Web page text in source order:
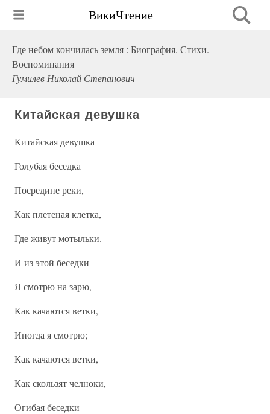
ВикиЧтение
Где небом кончилась земля : Биография. Стихи.
Воспоминания
Гумилев Николай Степанович
Китайская девушка
Китайская девушка
Голубая беседка
Посредине реки,
Как плетеная клетка,
Где живут мотыльки.
И из этой беседки
Я смотрю на зарю,
Как качаются ветки,
Иногда я смотрю;
Как качаются ветки,
Как скользят челноки,
Огибая беседки